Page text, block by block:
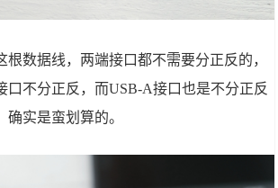
根数据线，两端接口都不需要分正反的，
口不分正反，而USB-A接口也是不分正反
实是蛮划算的。